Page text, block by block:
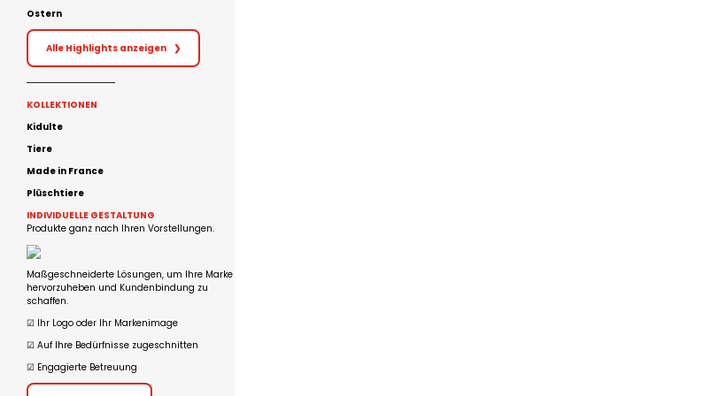
Ostern
Alle Highlights anzeigen ❯
KOLLEKTIONEN
Kidulte
Tiere
Made in France
Plüschtiere
INDIVIDUELLE GESTALTUNG
Produkte ganz nach Ihren Vorstellungen.
Maßgeschneiderte Lösungen, um Ihre Marke
hervorzuheben und Kundenbindung zu
schaffen.
☑︎ Ihr Logo oder Ihr Markenimage
☑︎ Auf Ihre Bedürfnisse zugeschnitten
☑︎ Engagierte Betreuung